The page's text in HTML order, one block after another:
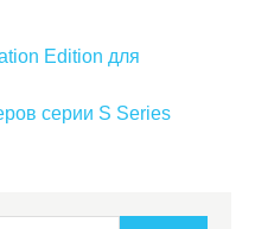
Edition для
серии S Series